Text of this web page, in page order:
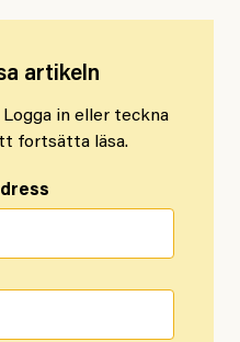
artikeln
in eller teckna
fortsätta läsa.